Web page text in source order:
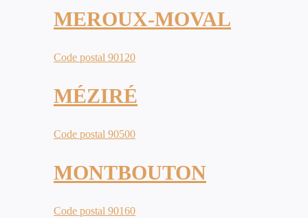
MEROUX-MOVAL
Code postal 90120
MÉZIRÉ
Code postal 90500
MONTBOUTON
Code postal 90160